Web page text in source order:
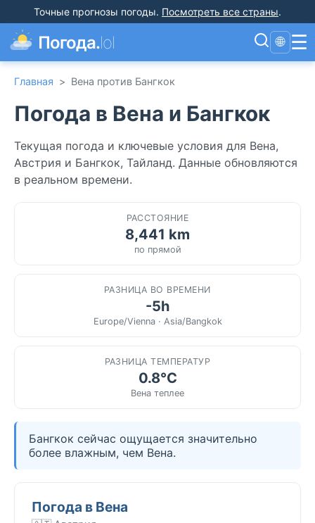
Точные прогнозы погоды. Посмотреть все страны.
Погода.lol 🌐 ☰
Главная > Вена против Бангкок
Погода в Вена и Бангкок
Текущая погода и ключевые условия для Вена,
Австрия и Бангкок, Тайланд. Данные обновляются
в реальном времени.
РАССТОЯНИЕ
8,441 km
по прямой
РАЗНИЦА ВО ВРЕМЕНИ
-5h
Europe/Vienna · Asia/Bangkok
РАЗНИЦА ТЕМПЕРАТУР
0.8°C
Вена теплее
Бангкок сейчас ощущается значительно
более влажным, чем Вена.
Погода в Вена